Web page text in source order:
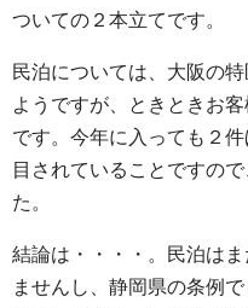
ついての２本立てです。
民泊については、大阪の
ようですが、ときときお
です。今年に入っても２
目されていることですの
た。
結論は・・・・。民泊は
ませんし、静岡県の条例